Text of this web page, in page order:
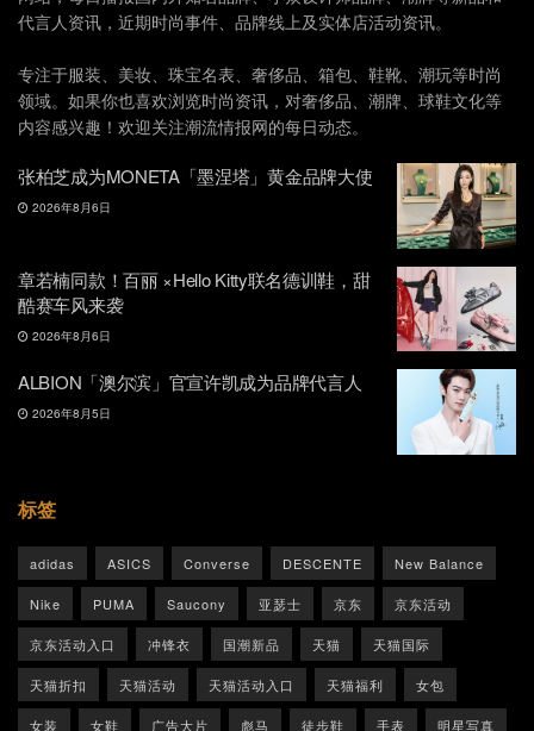
代言人资讯，近期时尚事件、品牌线上及实体店活动资讯。
专注于服装、美妆、珠宝名表、奢侈品、箱包、鞋靴、潮玩等时尚
领域。如果你也喜欢浏览时尚资讯，对奢侈品、潮牌、球鞋文化等
内容感兴趣！欢迎关注潮流情报网的每日动态。
张柏芝成为MONETA「墨涅塔」黄金品牌大使
2026年8月6日
章若楠同款！百丽 ×Hello Kitty联名德训鞋，甜
酷赛车风来袭
2026年8月6日
ALBION「澳尔滨」官宣许凯成为品牌代言人
2026年8月5日
标签
adidas ASICS Converse DESCENTE New Balance
Nike PUMA Saucony 亚瑟士 京东 京东活动
京东活动入口 冲锋衣 国潮新品 天猫 天猫国际
天猫折扣 天猫活动 天猫活动入口 天猫福利 女包
女装 女鞋 广告大片 彪马 徒步鞋 手表 明星写真